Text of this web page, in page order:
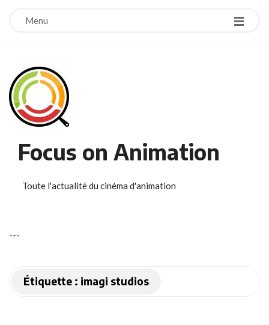
Menu
Focus on Animation
Toute l'actualité du cinéma d'animation
---
Étiquette : imagi studios